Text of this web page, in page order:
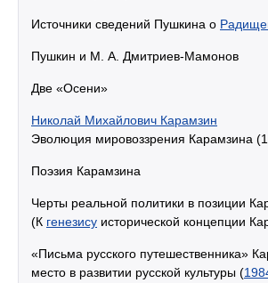
Источники сведений Пушкина о
Пушкин и М. А. Дмитриев-Мамонов
Две «Осени»
Николай Михайлович Карамзин
Эволюция мировоззрения Карамзина
Поэзия Карамзина
Черты реальной политики в позиции
(К генезису исторической концепции
«Письма русского путешественника»
место в развитии русской культуры (